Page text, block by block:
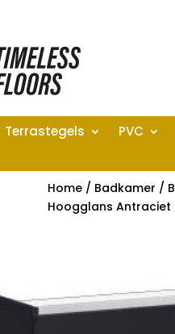
Terrastegels PVC
Home/ Badkamer /
Hoogglans Antraciet